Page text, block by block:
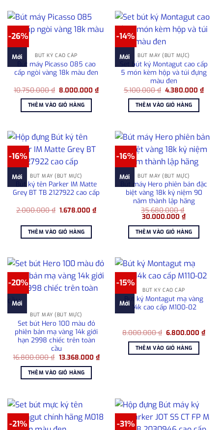
-26%
Mới BÚT KÝ CAO CẤP
Bút máy Picasso 085 cao
cấp ngòi vàng 18k màu đen
10.750.000₫ Giá
là:
10.750.000 ₫.
8.000.000₫Giá
hiện
8.000.000 ₫.
THÊM VÀO GIỎ HÀNG
-14%
Mới BÚT MÁY (BÚT MỰC)
Set bút ký Montagut cao cấp
5 món kèm hộp và túi đựng
màu đen
5.100.000₫ Giá
là:
5.100.000 ₫.
4.380.000₫Giá
hiện
THÊM VÀO GIỎ HÀNG
-16%
Mới BÚT MÁY (BÚT MỰC)
Bút ký tên Parker IM Matte
Grey BT TB 2127922 cao cấp
2.000.000₫ Giá
2.000.000 ₫.
1.678.000₫Giá
hiện
THÊM VÀO GIỎ HÀNG
-16%
Mới BÚT MÁY (BÚT MỰC)
Bút máy Hero phiên bản đặc
biệt vàng 18k kỷ niệm 90
năm thành lập hãng
35.680.000₫
Giá
là:
35.680.000 ₫.
30.000.000 ₫Giá
hiện
tại
là:
THÊM VÀO GIỎ HÀNG
-20%
Mới
BÚT MÁY (BÚT MỰC)
Set bút Hero 100 màu đỏ
phiên bản mạ vàng 14k giới
hạn 2998 chiếc trên toàn
cầu
16.800.000₫ Giá
là:
16.800.000 ₫.
13.368.000 ₫Giá
hiện
THÊM VÀO GIỎ HÀNG
-15%
Mới
BÚT KÝ CAO CẤP
Bút ký Montagut mạ vàng
14k cao cấp M100-02
8.000.000₫ Giá
là:
8.000.000 ₫.
6.800.000₫Giá
hiện
THÊM VÀO GIỎ HÀNG
-21% -31%